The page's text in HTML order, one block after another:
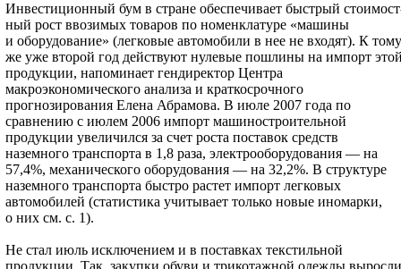
Инвестиционный бум в стране обеспечивает быстрый
ный рост ввозимых товаров по номенклатуре «машины
и оборудование» (легковые автомобили в нее не входят). К тому
же уже второй год действуют нулевые пошлины на импорт
продукции, напоминает гендиректор Центра
макроэкономического анализа и краткосрочного
прогнозирования Елена Абрамова. В июле 2007 года по
сравнению с июлем 2006 импорт машиностроительной
продукции увеличился за счет роста поставок средств
наземного транспорта в 1,8 раза, электрооборудования — на
57,4%, механического оборудования — на 32,2%. В структуре
наземного транспорта быстро растет импорт легковых
автомобилей (статистика учитывает только новые иномарки,
о них см. с. 1).
Не стал июль исключением и в поставках текстильной
продукции. Так, закупки обуви и трикотажной одежды выросли